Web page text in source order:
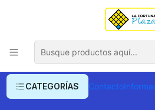
CATEGORÍAS Contacto
Envío gratis para compras
Billeteras y Monederos Porta